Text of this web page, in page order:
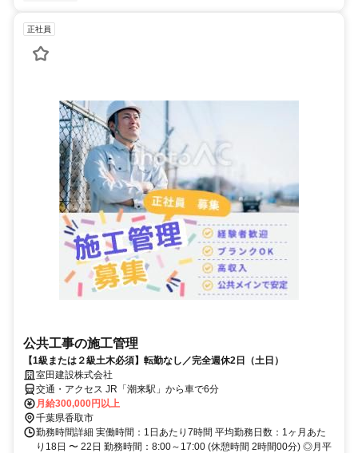
正社員
公共工事の施工管理
【1級または２級土木必須】転勤なし／完全週休2日（土日）
室田建設株式会社
交通・アクセス JR「潮来駅」から車で6分
月給300,000円以上
千葉県香取市
勤務時間詳細 実働時間：1日あたり7時間 平均勤務日数：1ヶ月あた
り18日 〜 22日 勤務時間：8:00～17:00 (休憩時間 2時間00分) ◎月平